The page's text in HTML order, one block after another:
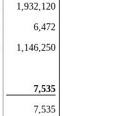
1,932,120
6,472
1,146,250
7,535
7,535